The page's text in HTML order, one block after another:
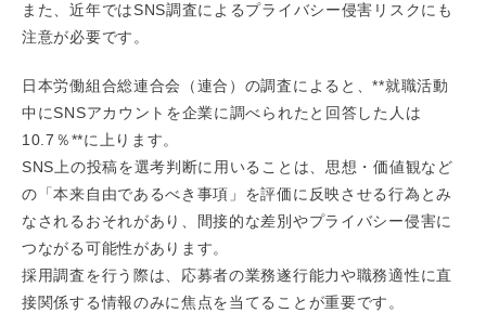
また、近年ではSNS調査によるプライバシー侵害リスクにも
注意が必要です。
日本労働組合総連合会（連合）の調査によると、**就職活動
中にSNSアカウントを企業に調べられたと回答した人は
10.7％**に上ります。
SNS上の投稿を選考判断に用いることは、思想・価値観など
の「本来自由であるべき事項」を評価に反映させる行為とみ
なされるおそれがあり、間接的な差別やプライバシー侵害に
つながる可能性があります。
採用調査を行う際は、応募者の業務遂行能力や職務適性に直
接関係する情報のみに焦点を当てることが重要です。